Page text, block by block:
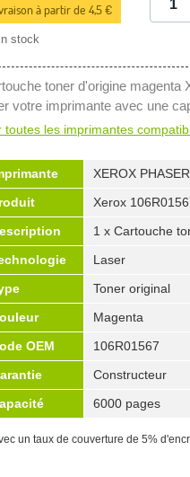
à partir de 4,5 €
stock
toner d'origine magenta
votre imprimante avec une
toutes les imprimantes
XEROX
Xerox
1 x Cartouche
Laser
Toner original
Magenta
OEM
106R01567
Constructeur
6000 pages
un taux de couverture de 5%